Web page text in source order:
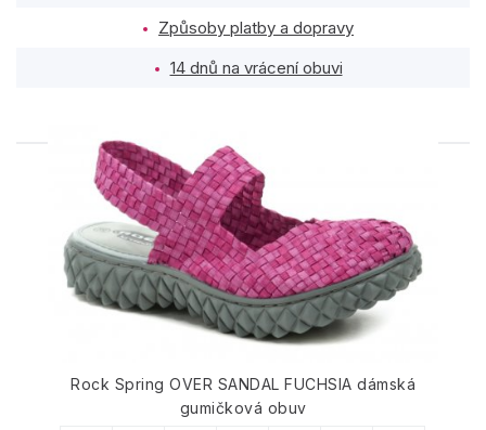
Způsoby platby a dopravy
14 dnů na vrácení obuvi
PODOBNÉ PRODUKTY
Rock Spring OVER SANDAL FUCHSIA dámská
gumičková obuv